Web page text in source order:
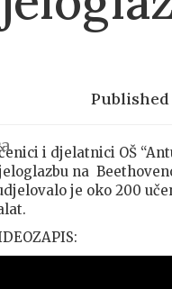
i djelatnici OŠ
na
je oko 200